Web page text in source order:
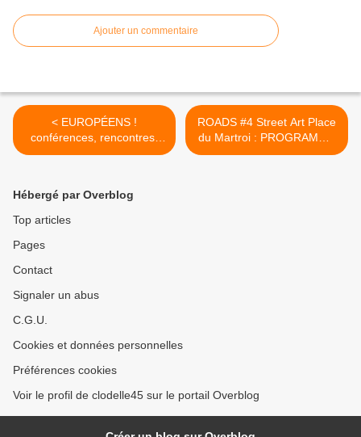
Ajouter un commentaire
< EUROPÉENS !
conférences, rencontres,
exposition au PRINTEMPS
d'honneur Barbara
ROADS #4 Street Art Place
du Martroi : PROGRAMME
du 6 avril 2019 Place du
Hébergé par Overblog
Top articles
Pages
Contact
Signaler un abus
C.G.U.
Cookies et données personnelles
Préférences cookies
Voir le profil de clodelle45 sur le portail Overblog